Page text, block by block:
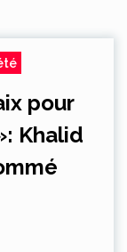
pour
Khalid